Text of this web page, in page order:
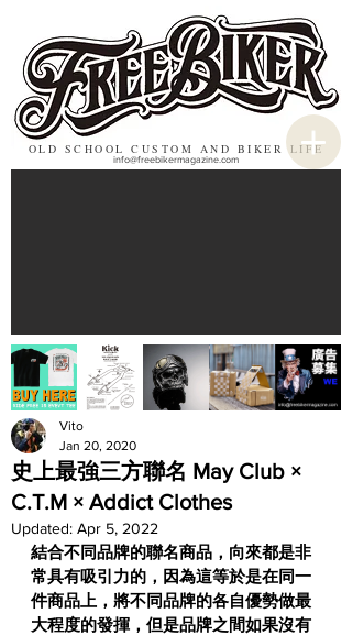
OLD SCHOOL CUSTOM AND BIKER LIFE
info@freebikermagazine.com
史上最強三方聯名 May Club ×
C.T.M × Addict Clothes
Vito
Jan 20, 2020
Updated: Apr 5, 2022
結合不同品牌的聯名商品，向來都是非
常具有吸引力的，因為這等於是在同一
件商品上，將不同品牌的各自優勢做最
大程度的發揮，但是品牌之間如果沒有